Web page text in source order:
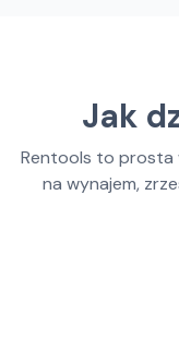
Jak
Rentools to prosta
na wynajem,